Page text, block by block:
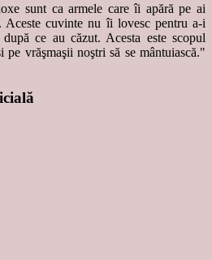
sunt ca armele care îi apără pe ai
cuvinte nu îi lovesc pentru a-i
ce au căzut. Acesta este scopul
vrăşmaşii noştri să se mântuiască."